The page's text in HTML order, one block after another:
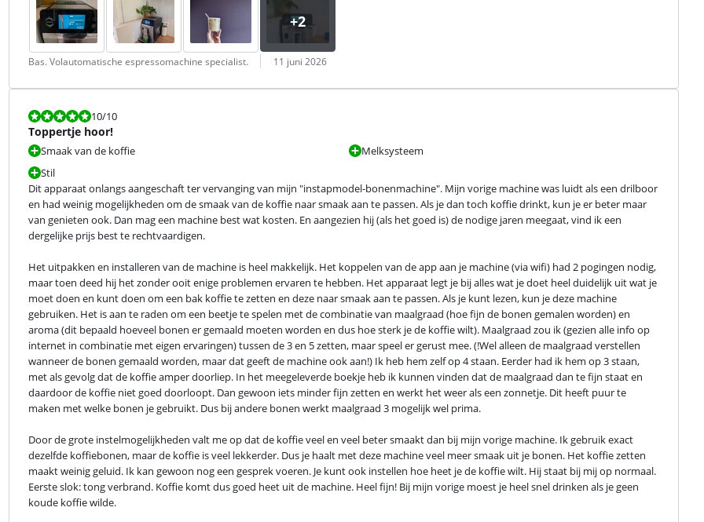
Beoordeling door:
Bas. Volautomatische espressomachine specialist.
Datum: 11 juni 2026
Beoordeling is 10 van de 10.
10/10
Toppertje hoor!
Smaak van de koffie
Stil
Melksysteem
Dit apparaat onlangs aangeschaft ter vervanging van mijn "instapmodel-bonenmachine". Mijn vorige machine was luidt als een drilboor
en had weinig mogelijkheden om de smaak van de koffie naar smaak aan te passen. Als je dan toch koffie drinkt, kun je er beter maar
van genieten ook. Dan mag een machine best wat kosten. En aangezien hij (als het goed is) de nodige jaren meegaat, vind ik een
dergelijke prijs best te rechtvaardigen.
Het uitpakken en installeren van de machine is heel makkelijk. Het koppelen van de app aan je machine (via wifi) had 2 pogingen nodig,
maar toen deed hij het zonder ooit enige problemen ervaren te hebben. Het apparaat legt je bij alles wat je doet heel duidelijk uit wat je
moet doen en kunt doen om een bak koffie te zetten en deze naar smaak aan te passen. Als je kunt lezen, kun je deze machine
gebruiken. Het is aan te raden om een beetje te spelen met de combinatie van maalgraad (hoe fijn de bonen gemalen worden) en
aroma (dit bepaald hoeveel bonen er gemaald moeten worden en dus hoe sterk je de koffie wilt). Maalgraad zou ik (gezien alle info op
internet in combinatie met eigen ervaringen) tussen de 3 en 5 zetten, maar speel er gerust mee. (!Wel alleen de maalgraad verstellen
wanneer de bonen gemaald worden, maar dat geeft de machine ook aan!) Ik heb hem zelf op 4 staan. Eerder had ik hem op 3 staan,
met als gevolg dat de koffie amper doorliep. In het meegeleverde boekje heb ik kunnen vinden dat de maalgraad dan te fijn staat en
daardoor de koffie niet goed doorloopt. Dan gewoon iets minder fijn zetten en werkt het weer als een zonnetje. Dit heeft puur te
maken met welke bonen je gebruikt. Dus bij andere bonen werkt maalgraad 3 mogelijk wel prima.
Door de grote instelmogelijkheden valt me op dat de koffie veel en veel beter smaakt dan bij mijn vorige machine. Ik gebruik exact
dezelfde koffiebonen, maar de koffie is veel lekkerder. Dus je haalt met deze machine veel meer smaak uit je bonen. Het koffie zetten
maakt weinig geluid. Ik kan gewoon nog een gesprek voeren. Je kunt ook instellen hoe heet je de koffie wilt. Hij staat bij mij op normaal.
Eerste slok: tong verbrand. Koffie komt dus goed heet uit de machine. Heel fijn! Bij mijn vorige moest je heel snel drinken als je geen
koude koffie wilde.